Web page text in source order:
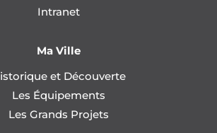
Intranet
Ma Ville
et Découverte
Les Équipements
Les Grands Projets